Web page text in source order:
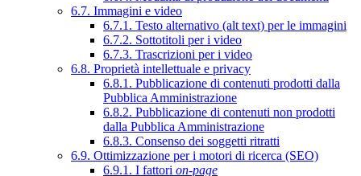
6.7. Immagini e video
6.7.1. Testo alternativo (alt text) per le immagini
6.7.2. Sottotitoli per i video
6.7.3. Trascrizioni per i video
6.8. Proprietà intellettuale e privacy
6.8.1. Pubblicazione di contenuti prodotti dalla
Pubblica Amministrazione
6.8.2. Pubblicazione di contenuti non prodotti
dalla Pubblica Amministrazione
6.8.3. Consenso dei soggetti ritratti
6.9. Ottimizzazione per i motori di ricerca (SEO)
6.9.1. I fattori on-page